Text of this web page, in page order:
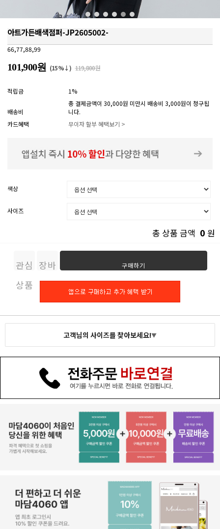
아트가든배색점퍼-JP2605002-
66,77,88,99
101,900원 (15%↓) 119,800원
적립금 1%
배송비
총 결제금액이 30,000원 미만시 배송비 3,000원이 청구됩
니다.
카드혜택
무이자 할부 혜택보기 >
색상
사이즈
총 상품 금액 0 원
관심
상품
장바
구니
구매하기
고객님의 사이즈를 찾아보세요!▼